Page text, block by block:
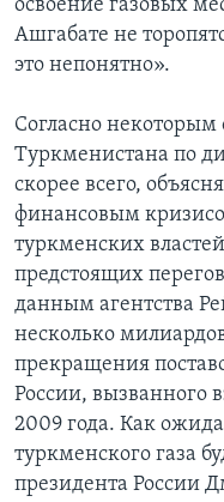
освоение газовых
Ашгабате не
это непонятно».
Согласно некоторым
Туркменистана по
скорее всего,
финансовым
туркменских
предстоящих
данным агентства
несколько
прекращения
России, вызванного
2009 года. Как
туркменского газа
президента России